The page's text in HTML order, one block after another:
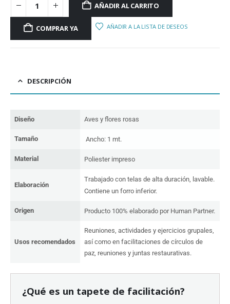
AÑADIR AL CARRITO
COMPRAR YA AÑADIR A LA LISTA DE DESEOS
DESCRIPCIÓN
Diseño Aves y flores rosas
Tamaño Ancho: 1 mt.
Material Poliester impreso
Elaboración
Trabajado con telas de alta duración, lavable.
Contiene un forro inferior.
Origen Producto 100% elaborado por Human Partner.
Usos recomendados
Reuniones, actividades y ejercicios grupales,
así como en facilitaciones de círculos de
paz, reuniones y juntas restaurativas.
¿Qué es un tapete de facilitación?